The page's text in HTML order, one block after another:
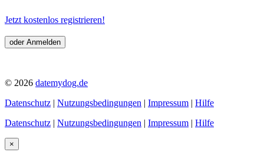
Jetzt kostenlos registrieren!
oder Anmelden
© 2026 datemydog.de
Datenschutz | Nutzungsbedingungen | Impressum | Hilfe
Datenschutz | Nutzungsbedingungen | Impressum | Hilfe
×